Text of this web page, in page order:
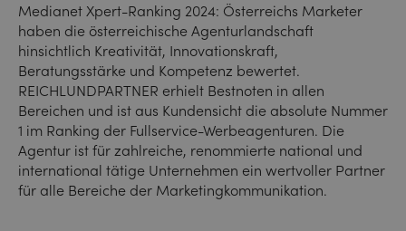
Medianet Xpert-Ranking 2024: Österreichs Marketer
haben die österreichische Agenturlandschaft
hinsichtlich Kreativität, Innovationskraft,
Beratungsstärke und Kompetenz bewertet.
REICHLUNDPARTNER erhielt Bestnoten in allen
Bereichen und ist aus Kundensicht die absolute Nummer
1 im Ranking der Fullservice-Werbeagenturen. Die
Agentur ist für zahlreiche, renommierte national und
international tätige Unternehmen ein wertvoller Partner
für alle Bereiche der Marketingkommunikation.